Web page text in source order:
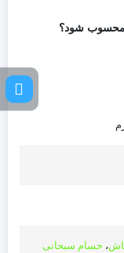
محسوب شود؟
، حسام سبحانی